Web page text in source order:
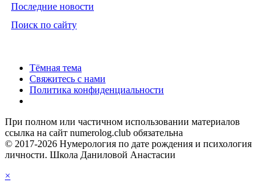
Последние новости
Поиск по сайту
Тёмная тема
Свяжитесь с нами
Политика конфиденциальности
При полном или частичном использовании материалов
ссылка на сайт numerolog.club обязательна
© 2017-2026 Нумерология по дате рождения и психология
личности. Школа Даниловой Анастасии
×